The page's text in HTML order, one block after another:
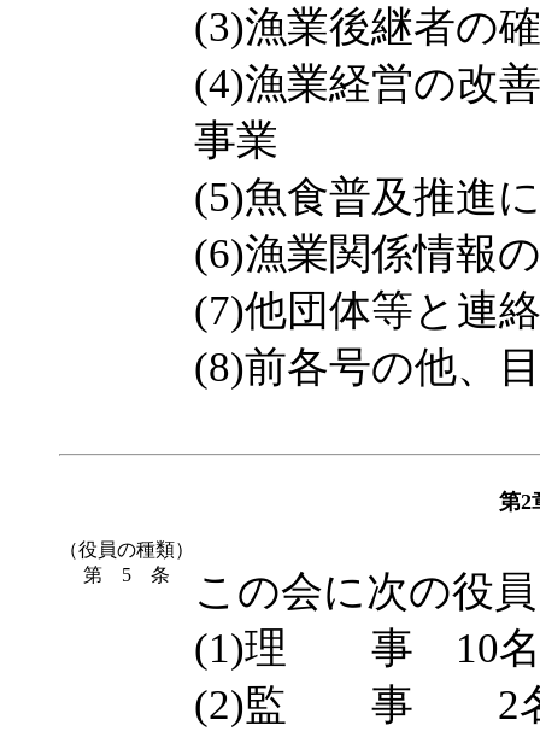
(3)漁業後継者の
(4)漁業経営の改
事業
(5)魚食普及推進
(6)漁業関係情報
(7)他団体等と連
(8)前各号の他、
第
（役員の種類）
第 5 条
この会に次の役
(1)理 事 10名
(2)監 事 2